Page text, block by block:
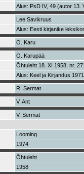
Alus: PsD IV, 49 (autor 13.
Lee Savikruus
Alus: Eesti kirjanike
O. Karu
O. Karupää
Õhtuleht 18. XI 1958, nr.
Alus: Keel ja Kirjandus
R. Sermat
V. Ant
V. Sermat
Looming
1974
Õhtuleht
1958